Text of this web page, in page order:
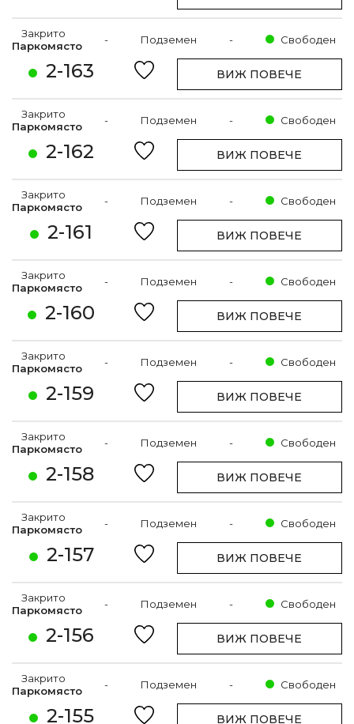
2-163
Закрито
Паркомясто
- Подземен - Свободен
ВИЖ ПОВЕЧЕ
2-162
Закрито
Паркомясто
- Подземен - Свободен
ВИЖ ПОВЕЧЕ
2-161
Закрито
Паркомясто
- Подземен - Свободен
ВИЖ ПОВЕЧЕ
2-160
Закрито
Паркомясто
- Подземен - Свободен
ВИЖ ПОВЕЧЕ
2-159
Закрито
Паркомясто
- Подземен - Свободен
ВИЖ ПОВЕЧЕ
2-158
Закрито
Паркомясто
- Подземен - Свободен
ВИЖ ПОВЕЧЕ
2-157
Закрито
Паркомясто
- Подземен - Свободен
ВИЖ ПОВЕЧЕ
2-156
Закрито
Паркомясто
- Подземен - Свободен
ВИЖ ПОВЕЧЕ
2-155
Закрито
Паркомясто
- Подземен - Свободен
ВИЖ ПОВЕЧЕ